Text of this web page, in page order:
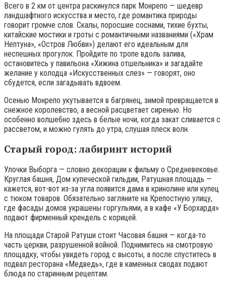
Всего в 2 км от центра раскинулся парк Монрепо — шедевр
ландшафтного искусства и место, где романтика природы
говорит громче слов. Скалы, поросшие соснами, тихие бухты,
китайские мостики и гроты с романтичными названиями («Храм
Нептуна», «Остров Любви») делают его идеальным для
неспешных прогулок. Пройдите по тропе вдоль залива,
остановитесь у павильона «Хижина отшельника» и загадайте
желание у колодца «Искусственных слез» — говорят, оно
сбудется, если загадывать вдвоем.
Осенью Монрепо укутывается в багрянец, зимой превращается в
снежное королевство, а весной расцветает сиренью. Но
особенно волшебно здесь в белые ночи, когда закат сливается с
рассветом, и можно гулять до утра, слушая плеск волн.
Старый город: лабиринт историй
Улочки Выборга — словно декорации к фильму о Средневековье.
Круглая башня, Дом купеческой гильдии, Ратушная площадь —
кажется, вот-вот из-за угла появится дама в кринолине или купец
с тюком товаров. Обязательно загляните на Крепостную улицу,
где фасады домов украшены горгульями, а в кафе «У Борхарда»
подают фирменный крендель с корицей.
На площади Старой Ратуши стоит Часовая башня — когда-то
часть церкви, разрушенной войной. Поднимитесь на смотровую
площадку, чтобы увидеть город с высоты, а после спуститесь в
подвал ресторана «Медведь», где в каменных сводах подают
блюда по старинным рецептам.